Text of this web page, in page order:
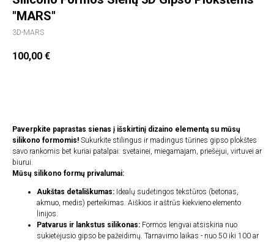
"MARS"
3D-MARS
100,00 €
Paverpkite paprastas sienas į išskirtinį dizaino elementą su mūsų
silikono formomis! Sukurkite stilingus ir madingus tūrines gipso plokštes
savo rankomis bet kuriai patalpai: svetainei, miegamajam, priešėjui, virtuvei ar
biurui.
Mūsų silikono formų privalumai:
Aukštas detališkumas: Idealų sudėtingos tekstūros (betonas,
akmuo, medis) perteikimas. Aiškios ir aštrūs kiekvieno elemento
linijos.
Patvarus ir lankstus silikonas: Formos lengvai atsiskiria nuo
sukietėjusio gipso be pažeidimų. Tarnavimo laikas - nuo 50 iki 100 ar